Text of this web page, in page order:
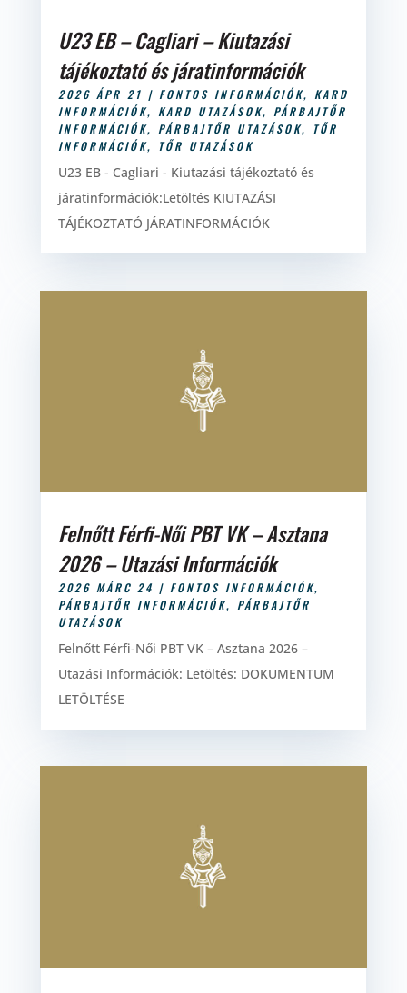
U23 EB – Cagliari – Kiutazási
tájékoztató és járatinformációk
2026 ÁPR 21 | FONTOS INFORMÁCIÓK, KARD
INFORMÁCIÓK, KARD UTAZÁSOK, PÁRBAJTŐR
INFORMÁCIÓK, PÁRBAJTŐR UTAZÁSOK,
TŐR
INFORMÁCIÓK, TŐR UTAZÁSOK
U23 EB - Cagliari - Kiutazási tájékoztató és
járatinformációk:Letöltés KIUTAZÁSI
TÁJÉKOZTATÓ JÁRATINFORMÁCIÓK
Felnőtt Férfi-Női PBT VK – Asztana
2026 – Utazási Információk
2026 MÁRC 24 | FONTOS INFORMÁCIÓK,
PÁRBAJTŐR INFORMÁCIÓK, PÁRBAJTŐR
UTAZÁSOK
Felnőtt Férfi-Női PBT VK – Asztana 2026 –
Utazási Információk: Letöltés: DOKUMENTUM
LETÖLTÉSE